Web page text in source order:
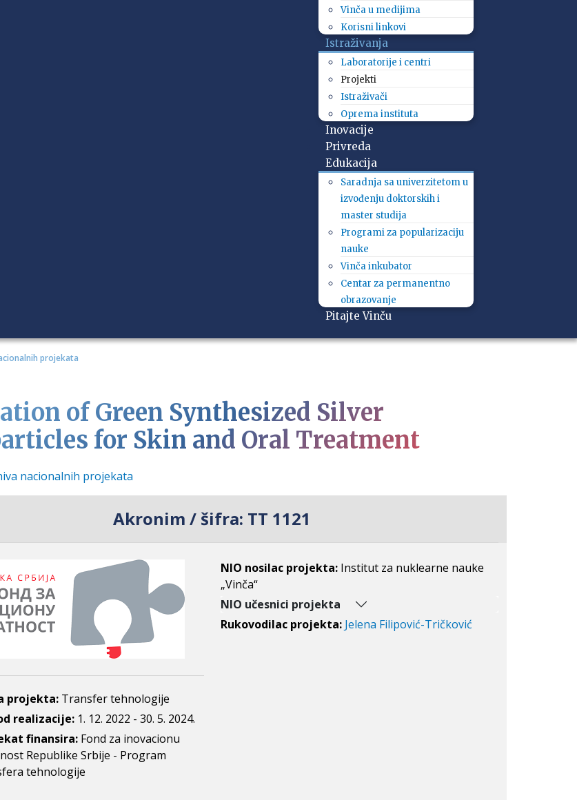
Vinča u medijima
Korisni linkovi
Istraživanja
Laboratorije i centri
Projekti
Istraživači
Oprema instituta
Inovacije
Privreda
Edukacija
Saradnja sa univerzitetom u
izvođenju doktorskih i
master studija
Programi za popularizaciju
nauke
Vinča inkubator
Centar za permanentno
obrazovanje
Pitajte Vinču
projekata
of Green Synthesized Silver
for Skin and Oral Treatment
nacionalnih projekata
Akronim / šifra: TT 1121
projekta: Transfer tehnologije
realizacije: 1. 12. 2022 - 30. 5. 2024.
finansira: Fond za inovacionu
Republike Srbije - Program
tehnologije
NIO nosilac projekta: Institut za nuklearne nauke
„Vinča“
NIO učesnici projekta
Rukovodilac projekta: Jelena Filipović-Tričković